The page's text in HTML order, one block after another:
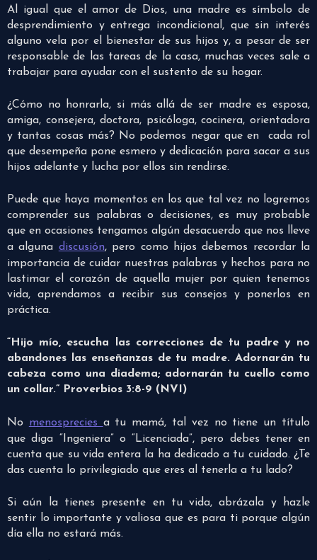
Al igual que el amor de Dios, una madre es símbolo de
desprendimiento y entrega incondicional, que sin interés
alguno vela por el bienestar de sus hijos y, a pesar de ser
responsable de las tareas de la casa, muchas veces sale a
trabajar para ayudar con el sustento de su hogar.
¿Cómo no honrarla, si más allá de ser madre es esposa,
amiga, consejera, doctora, psicóloga, cocinera, orientadora
y tantas cosas más? No podemos negar que en cada rol
que desempeña pone esmero y dedicación para sacar a sus
hijos adelante y lucha por ellos sin rendirse.
Puede que haya momentos en los que tal vez no logremos
comprender sus palabras o decisiones, es muy probable
que en ocasiones tengamos algún desacuerdo que nos lleve
a alguna discusión, pero como hijos debemos recordar la
importancia de cuidar nuestras palabras y hechos para no
lastimar el corazón de aquella mujer por quien tenemos
vida, aprendamos a recibir sus consejos y ponerlos en
práctica.
“Hijo mío, escucha las correcciones de tu padre y no
abandones las enseñanzas de tu madre. Adornarán tu
cabeza como una diadema; adornarán tu cuello como
un collar.” Proverbios 3:8-9 (NVI)
No menosprecies a tu mamá, tal vez no tiene un título
que diga “Ingeniera” o “Licenciada”, pero debes tener en
cuenta que su vida entera la ha dedicado a tu cuidado. ¿Te
das cuenta lo privilegiado que eres al tenerla a tu lado?
Si aún la tienes presente en tu vida, abrázala y hazle
sentir lo importante y valiosa que es para ti porque algún
día ella no estará más.